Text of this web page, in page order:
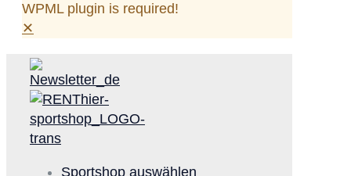
WPML plugin is required!
✕
Sportshop auswählen